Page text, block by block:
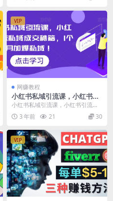
VIP
网赚教程
小红书私域引流课，小红书引
流私域成交秘籍，1个月加爆
小红书私域引流课，小红书引流私
域成交秘籍，1个月加爆私域！ 课
程内容： 引流课：...
3 年前 21 30
VIP